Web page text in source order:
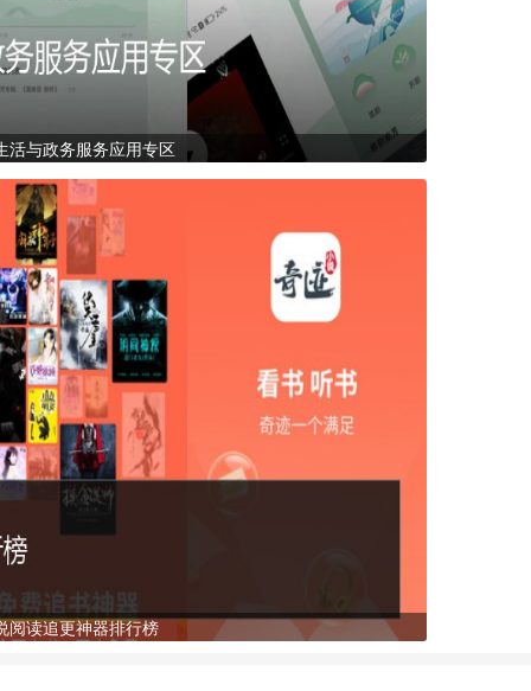
活与政务服务应用专区
阅读追更神器排行榜